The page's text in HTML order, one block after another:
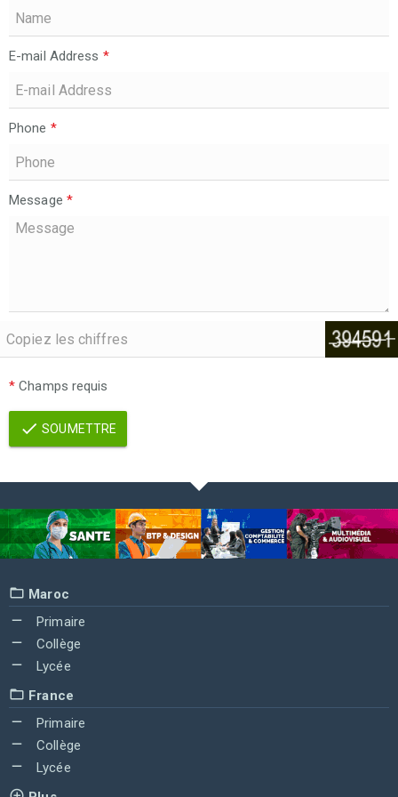
E-mail Address *
Phone *
Message *
* Champs requis
SOUMETTRE
Maroc
Primaire
Collège
Lycée
France
Primaire
Collège
Lycée